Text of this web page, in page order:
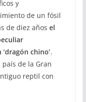
y
de un fósil
de diez años el
chino’.
de la Gran
reptil con